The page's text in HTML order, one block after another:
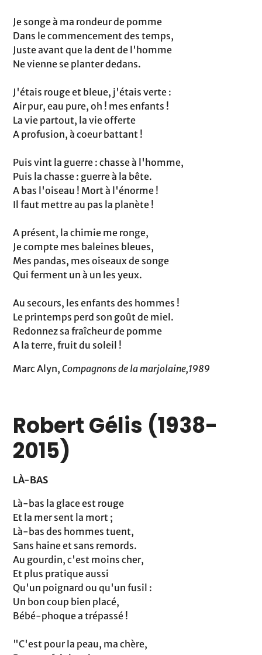
Je songe à ma rondeur de pomme
Dans le commencement des temps,
Juste avant que la dent de l'homme
Ne vienne se planter dedans.
J'étais rouge et bleue, j'étais verte :
Air pur, eau pure, oh ! mes enfants !
La vie partout, la vie offerte
A profusion, à coeur battant !
Puis vint la guerre : chasse à l'homme,
Puis la chasse : guerre à la bête.
A bas l'oiseau ! Mort à l'énorme !
Il faut mettre au pas la planète !
A présent, la chimie me ronge,
Je compte mes baleines bleues,
Mes pandas, mes oiseaux de songe
Qui ferment un à un les yeux.
Au secours, les enfants des hommes !
Le printemps perd son goût de miel.
Redonnez sa fraîcheur de pomme
A la terre, fruit du soleil !
Marc Alyn,Compagnons de la marjolaine,1989
Robert Gélis (1938-
2015)
LÀ-BAS
Là-bas la glace est rouge
Et la mer sent la mort ;
Là-bas des hommes tuent,
Sans haine et sans remords.
Au gourdin, c'est moins cher,
Et plus pratique aussi
Qu'un poignard ou qu'un fusil :
Un bon coup bien placé,
Bébé-phoque a trépassé !
"C'est pour la peau, ma chère,